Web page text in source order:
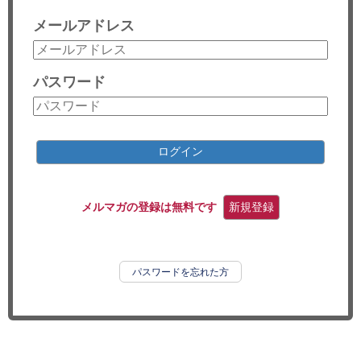
お問い合わせ
コンサルティング
リサーチ
メールアドレス
パスワード
ログイン
メルマガの登録は無料です 新規登録
パスワードを忘れた方